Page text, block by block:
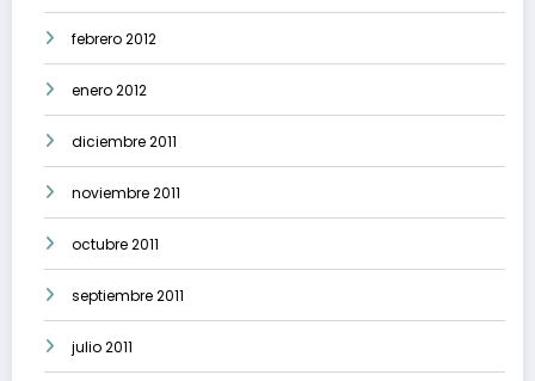
febrero 2012
enero 2012
diciembre 2011
noviembre 2011
octubre 2011
septiembre 2011
julio 2011